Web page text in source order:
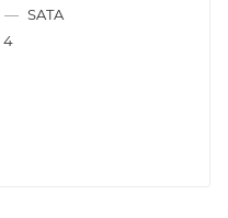
— SATA
4